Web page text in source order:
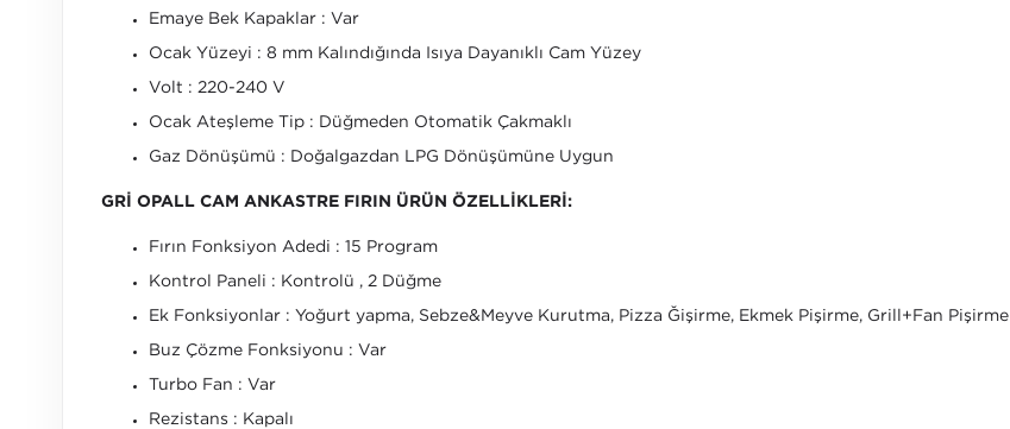
Emaye Bek Kapaklar : Var
Ocak Yüzeyi : 8 mm Kalındığında Isıya Dayanıklı Cam Yüzey
Volt : 220-240 V
Ocak Ateşleme Tip : Düğmeden Otomatik Çakmaklı
Gaz Dönüşümü : Doğalgazdan LPG Dönüşümüne Uygun
GRİ OPALL CAM ANKASTRE FIRIN ÜRÜN ÖZELLİKLERİ:
Fırın Fonksiyon Adedi : 15 Program
Kontrol Paneli : Kontrolü , 2 Düğme
Ek Fonksiyonlar : Yoğurt yapma, Sebze&Meyve Kurutma, Pizza Ğişirme, Ekmek Pişirme, Grill+Fan Pişirme
Buz Çözme Fonksiyonu : Var
Turbo Fan : Var
Rezistans : Kapalı